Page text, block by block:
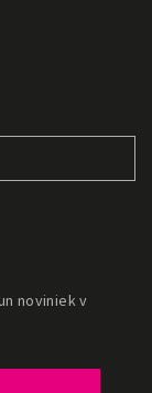
noviniek v